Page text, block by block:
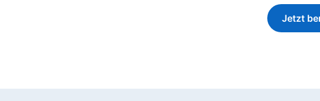
Jetzt